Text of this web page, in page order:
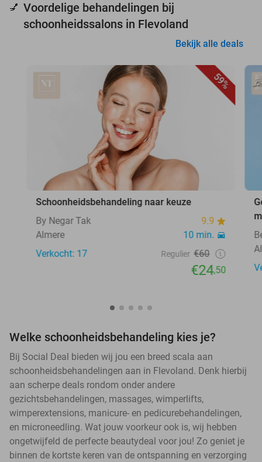
💅 Voordelige behandelingen bij
schoonheidssalons in Flevoland
Bekijk alle deals
59%
Schoonheidsbehandeling naar keuze
By Negar Tak
9.9
Almere
10 min.
Verkocht: 17
Regulier €60
€24,50
Welke schoonheidsbehandeling kies je?
Bij Social Deal bieden wij jou een breed scala aan
schoonheidsbehandelingen aan in Flevoland. Denk hierbij
aan scherpe deals rondom onder andere
gezichtsbehandelingen, massages, wimperlifts,
wimperextensions, manicure- en pedicurebehandelingen,
en microneedling. Wat jouw voorkeur ook is, wij hebben
ongetwijfeld de perfecte beautydeal voor jou! Zo geniet je
binnen de kortste keren van de ontspanning en verzorging